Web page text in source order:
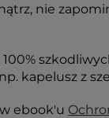
nie
kapelusz z
ebook'u